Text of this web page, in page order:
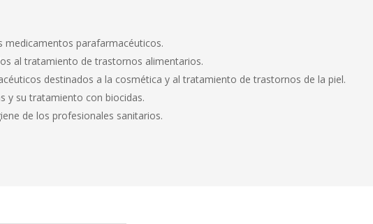
medicamentos parafarmacéuticos.
al tratamiento de trastornos ali­mentarios.
destinados a la cos­mética y al tratamiento de trastornos de la piel.
y su tratamiento con biocidas.
de los profesionales sanitarios.